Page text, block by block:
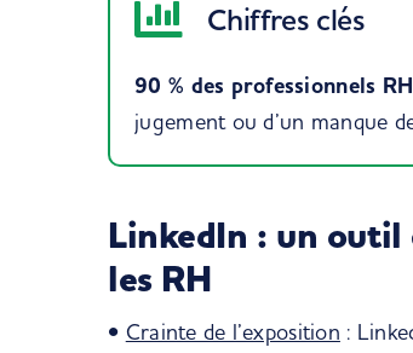
Chiffres clés
90 % des professionnels
jugement ou d’un manque
LinkedIn : un
les RH
• Crainte de l’exposition :